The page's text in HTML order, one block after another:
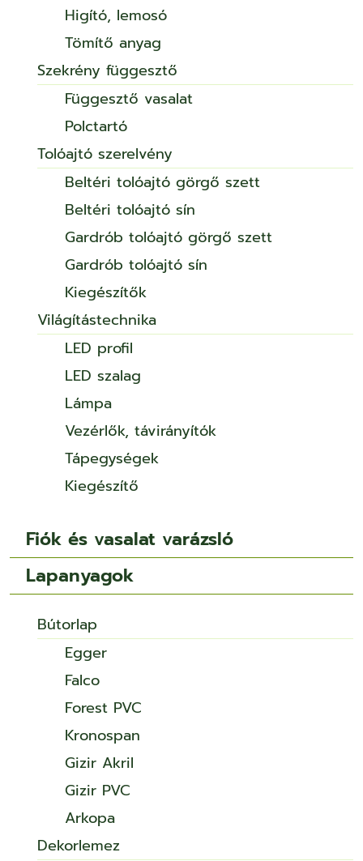
Higító, lemosó
Tömítő anyag
Szekrény függesztő
Függesztő vasalat
Polctartó
Tolóajtó szerelvény
Beltéri tolóajtó görgő szett
Beltéri tolóajtó sín
Gardrób tolóajtó görgő szett
Gardrób tolóajtó sín
Kiegészítők
Világítástechnika
LED profil
LED szalag
Lámpa
Vezérlők, távirányítók
Tápegységek
Kiegészítő
Fiók és vasalat varázsló
Lapanyagok
Bútorlap
Egger
Falco
Forest PVC
Kronospan
Gizir Akril
Gizir PVC
Arkopa
Dekorlemez